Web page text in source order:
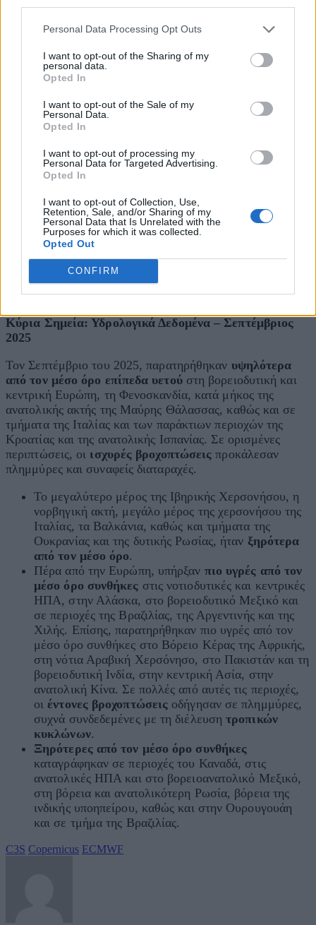
Personal Data Processing Opt Outs
I want to opt-out of the Sharing of my
personal data.
Opted In
I want to opt-out of the Sale of my
Personal Data.
Opted In
I want to opt-out of processing my
Personal Data for Targeted Advertising.
Opted In
I want to opt-out of Collection, Use,
Retention, Sale, and/or Sharing of my
Personal Data that Is Unrelated with the
Purposes for which it was collected.
Opted Out
CONFIRM
συγκεντρώσεις θαλάσσιου πάγου
ήταν πιο έντονες
βόρεια του Σβάλμπαρντ και της Γης του Φραγκίσκου
Ιωσήφ, καθώς και στη Θάλασσα Μποφόρ.
Θαλάσσιος Πάγος Ανταρκτικής
Γύρω από την Ανταρκτική, η ημερήσια έκταση του
θαλάσσιου πάγου έφτασε στο τρίτο χαμηλότερο ετήσιο
μέγιστο, ενώ η μηνιαία έκταση κατετάγη τέταρτη
2023 (-9%) και το 2024 (-7%).
Οι κάτω του μέσου όρου συγκεντρώσεις θαλάσσιου
πάγου γύρω από την Ανταρκτική ήταν πιο έντονες
στη Θάλασσα Μπελινγκχάουζεν και στον τομέα του
Ινδικού Ωκεανού, ενώ κοντά ή πάνω από τον μέσο
όρο συγκεντρώσεις επικρατούσαν αλλού.
Κύρια Σημεία: Υδρολογικά Δεδομένα – Σεπτέμβριος
2025
Τον Σεπτέμβριο του 2025, παρατηρήθηκαν υψηλότερα
από τον μέσο όρο επίπεδα υετούστη βορειοδυτική και
κεντρική Ευρώπη, τη Φενοσκανδία, κατά μήκος της
ανατολικής ακτής της Μαύρης Θάλασσας, καθώς και σε
τμήματα της Ιταλίας και των παράκτιων περιοχών της
Κροατίας και της ανατολικής Ισπανίας. Σε ορισμένες
περιπτώσεις, οιισχυρές βροχοπτώσεις προκάλεσαν
πλημμύρες και συναφείς διαταραχές.
Το μεγαλύτερο μέρος της Ιβηρικής Χερσονήσου, η
νορβηγική ακτή, μεγάλο μέρος της χερσονήσου της
Ιταλίας, τα Βαλκάνια, καθώς και τμήματα της
Ουκρανίας και της δυτικής Ρωσίας, ήταν ξηρότερα
από τον μέσο όρο.
Πέρα από την Ευρώπη, υπήρξαν πιο υγρές από τον
μέσο όρο συνθήκες στις νοτιοδυτικές και κεντρικές
ΗΠΑ, στην Αλάσκα, στο βορειοδυτικό Μεξικό και
σε περιοχές της Βραζιλίας, της Αργεντινής και της
Χιλής. Επίσης, παρατηρήθηκαν πιο υγρές από τον
μέσο όρο συνθήκες στο Βόρειο Κέρας της Αφρικής,
στη νότια Αραβική Χερσόνησο, στο Πακιστάν και τη
βορειοδυτική Ινδία, στην κεντρική Ασία, στην
ανατολική Κίνα. Σε πολλές από αυτές τις περιοχές,
οιέντονες βροχοπτώσεις οδήγησαν σε πλημμύρες,
συχνά συνδεδεμένες με τη διέλευσητροπικών
κυκλώνων.
Ξηρότερες από τον μέσο όρο συνθήκες
καταγράφηκαν σε περιοχές του Καναδά, στις
ανατολικές ΗΠΑ και στο βορειοανατολικό Μεξικό,
στη βόρεια και ανατολικότερη Ρωσία, βόρεια της
ινδικής υποηπείρου, καθώς και στην Ουρουγουάη
και σε τμήμα της Βραζιλίας.
C3S Copernicus ECMWF